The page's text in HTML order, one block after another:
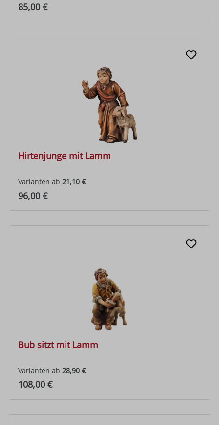
Regulärer Preis:
85,00 €
Hirtenjunge mit Lamm
Varianten ab 21,10 €
Regulärer Preis:
96,00 €
Bub sitzt mit Lamm
Varianten ab 28,90 €
Regulärer Preis:
108,00 €